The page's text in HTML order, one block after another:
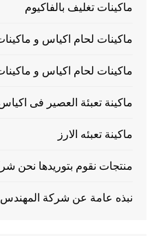
ماكينات تغليف بالفاكيوم
ماكينات لحام اكياس و
ماكينات لحام اكياس و
ماكينة تعبئة العصير فى
ماكينة تعبئه الارز
منتجات نقوم بتوريدها نحن
نبذه عامة عن شركة